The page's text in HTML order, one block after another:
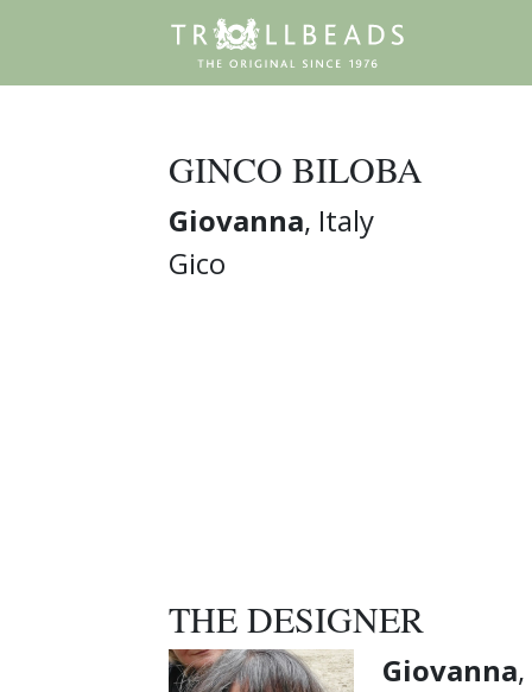
GINCO BILOBA
Giovanna, Italy
Gico
THE DESIGNER
Giovanna